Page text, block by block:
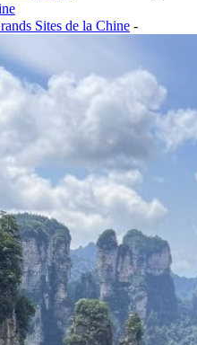
山
– 敦煌
– 嘉峪关
Sites de la Chine -